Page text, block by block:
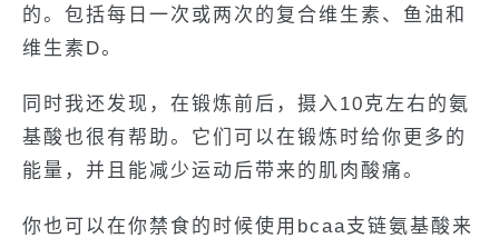
的。包括每日一次或两次的复合维生素、鱼油和
维生素D。
同时我还发现，在锻炼前后，摄入10克左右的氨
基酸也很有帮助。它们可以在锻炼时给你更多的
能量，并且能减少运动后带来的肌肉酸痛。
你也可以在你禁食的时候使用bcaa支链氨基酸来